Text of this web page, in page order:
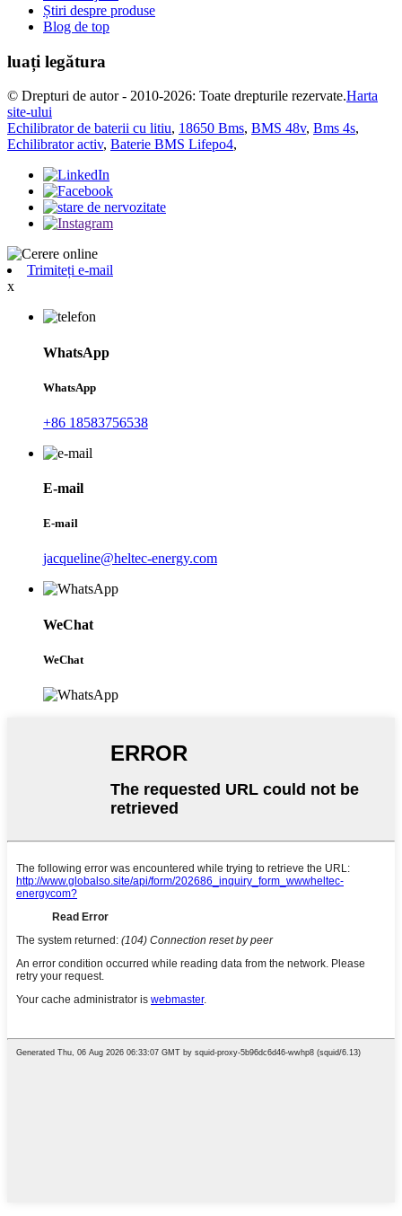
Știri despre produse
Blog de top
luați legătura
© Drepturi de autor - 2010-2026: Toate drepturile rezervate.Harta
site-ului
Echilibrator de baterii cu litiu, 18650 Bms, BMS 48v, Bms 4s,
Echilibrator activ, Baterie BMS Lifepo4,
Trimiteți e-mail
x
WhatsApp
WhatsApp
+86 18583756538
E-mail
E-mail
jacqueline@heltec-energy.com
WeChat
WeChat